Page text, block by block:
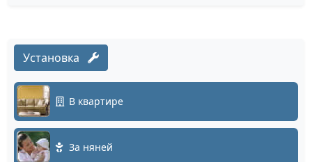
Установка
В квартире
За няней